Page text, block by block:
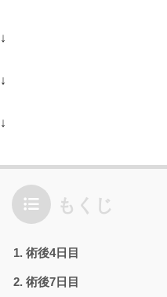
↓
↓
↓
もくじ
術後4日目
術後7日目